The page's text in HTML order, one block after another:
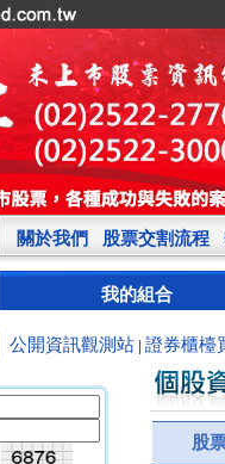
關於我們 股票交割流程
我的組合
公開資訊觀測站 證券櫃檯
股